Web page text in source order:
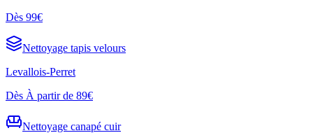
Dès 99€
Nettoyage tapis velours
Levallois-Perret
Dès À partir de 89€
Nettoyage canapé cuir